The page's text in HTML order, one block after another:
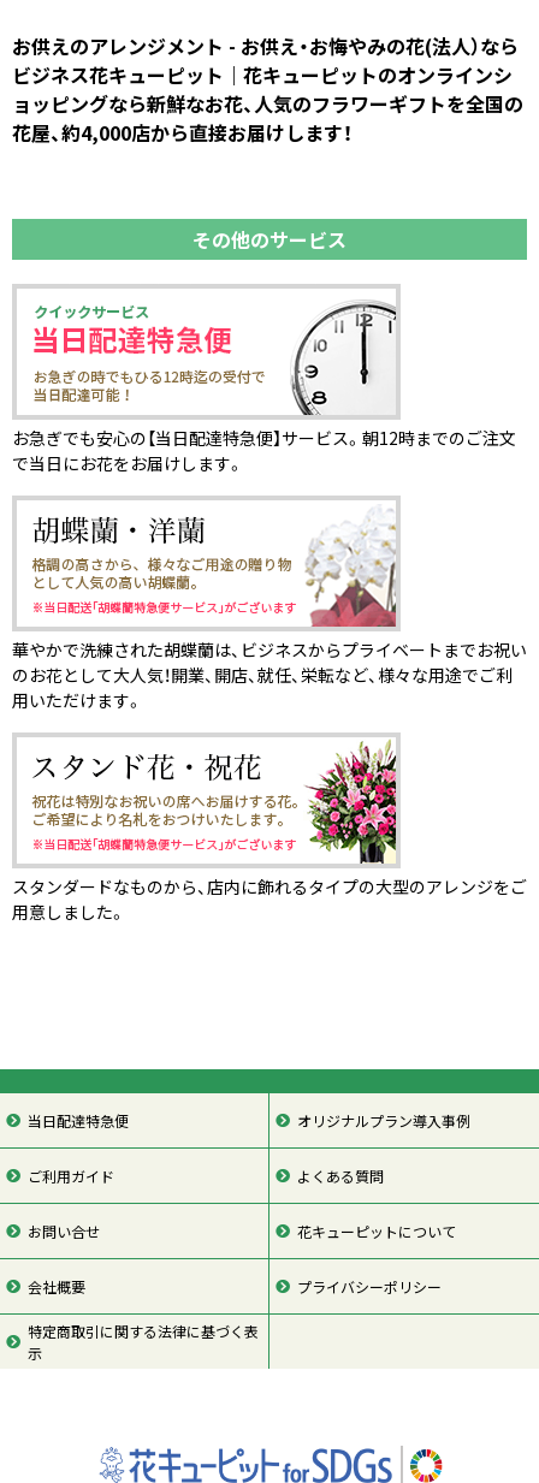
お供えのアレンジメント - お供え・お悔やみの花(法人）なら
ビジネス花キューピット｜花キューピットのオンラインシ
ョッピングなら新鮮なお花、人気のフラワーギフトを全国の
花屋、約4,000店から直接お届けします！
その他のサービス
お急ぎでも安心の【当日配達特急便】サービス。朝12時までのご注文
で当日にお花をお届けします。
華やかで洗練された胡蝶蘭は、ビジネスからプライベートまでお祝い
のお花として大人気！開業、開店、就任、栄転など、様々な用途でご利
用いただけます。
スタンダードなものから、店内に飾れるタイプの大型のアレンジをご
用意しました。
当日配達特急便 オリジナルプラン導入事例
ご利用ガイド よくある質問
お問い合せ 花キューピットについて
会社概要 プライバシーポリシー
特定商取引に関する法律に基づく表
示